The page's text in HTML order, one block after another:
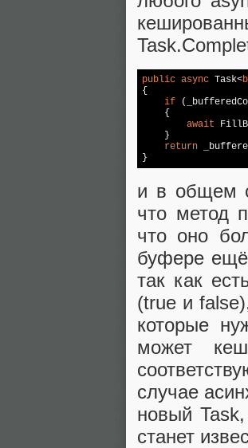
public async Task<
{
if
    {
await
    }
return
}
и в общем
что метод
что оно
буфере
так как
(true и
которые
может
случае
новый
станет